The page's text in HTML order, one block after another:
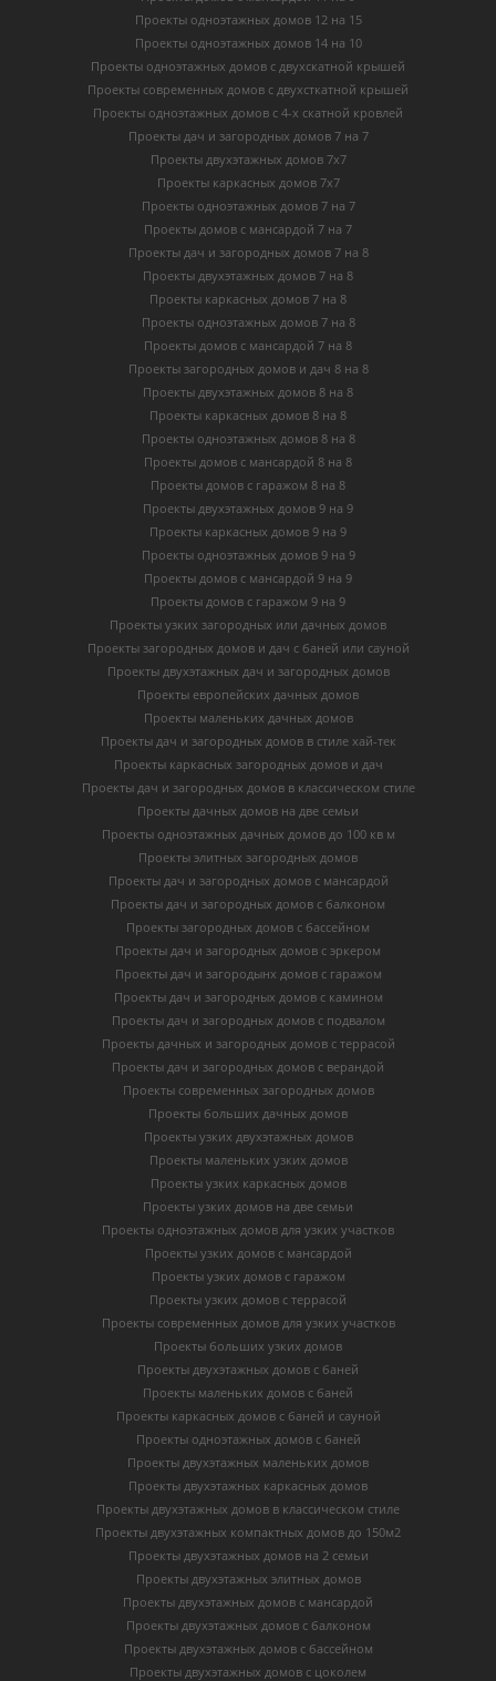
Проекты одноэтажных домов 12 на 15
Проекты одноэтажных домов 14 на 10
Проекты одноэтажных домов с двухскатной крышей
Проекты современных домов с двухсткатной крышей
Проекты одноэтажных домов с 4-х скатной кровлей
Проекты дач и загородных домов 7 на 7
Проекты двухэтажных домов 7х7
Проекты каркасных домов 7х7
Проекты одноэтажных домов 7 на 7
Проекты домов с мансардой 7 на 7
Проекты дач и загородных домов 7 на 8
Проекты двухэтажных домов 7 на 8
Проекты каркасных домов 7 на 8
Проекты одноэтажных домов 7 на 8
Проекты домов с мансардой 7 на 8
Проекты загородных домов и дач 8 на 8
Проекты двухэтажных домов 8 на 8
Проекты каркасных домов 8 на 8
Проекты одноэтажных домов 8 на 8
Проекты домов с мансардой 8 на 8
Проекты домов с гаражом 8 на 8
Проекты двухэтажных домов 9 на 9
Проекты каркасных домов 9 на 9
Проекты одноэтажных домов 9 на 9
Проекты домов с мансардой 9 на 9
Проекты домов с гаражом 9 на 9
Проекты узких загородных или дачных домов
Проекты загородных домов и дач с баней или сауной
Проекты двухэтажных дач и загородных домов
Проекты европейских дачных домов
Проекты маленьких дачных домов
Проекты дач и загородных домов в стиле хай-тек
Проекты каркасных загородных домов и дач
Проекты дач и загородных домов в классическом стиле
Проекты дачных домов на две семьи
Проекты одноэтажных дачных домов до 100 кв м
Проекты элитных загородных домов
Проекты дач и загородных домов с мансардой
Проекты дач и загородных домов с балконом
Проекты загородных домов с бассейном
Проекты дач и загородных домов с эркером
Проекты дач и загородынх домов с гаражом
Проекты дач и загородных домов с камином
Проекты дач и загородных домов с подвалом
Проекты дачных и загородных домов с террасой
Проекты дач и загородных домов с верандой
Проекты современных загородных домов
Проекты больших дачных домов
Проекты узких двухэтажных домов
Проекты маленьких узких домов
Проекты узких каркасных домов
Проекты узких домов на две семьи
Проекты одноэтажных домов для узких участков
Проекты узких домов с мансардой
Проекты узких домов с гаражом
Проекты узких домов с террасой
Проекты современных домов для узких участков
Проекты больших узких домов
Проекты двухэтажных домов с баней
Проекты маленьких домов с баней
Проекты каркасных домов c баней и сауной
Проекты одноэтажных домов с баней
Проекты двухэтажных маленьких домов
Проекты двухэтажных каркасных домов
Проекты двухэтажных домов в классическом стиле
Проекты двухэтажных компактных домов до 150м2
Проекты двухэтажных домов на 2 семьи
Проекты двухэтажных элитных домов
Проекты двухэтажных домов с мансардой
Проекты двухэтажных домов с балконом
Проекты двухэтажных домов с бассейном
Проекты двухэтажных домов с цоколем